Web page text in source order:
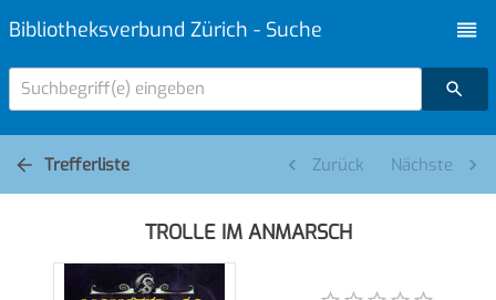
Bibliotheksverbund Zürich - Suche
Suchbegriff(e) eingeben
Trefferliste Zurück Nächste
TROLLE IM ANMARSCH